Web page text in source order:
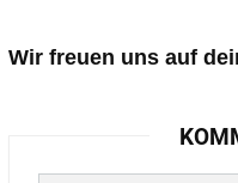
Wir freuen uns auf